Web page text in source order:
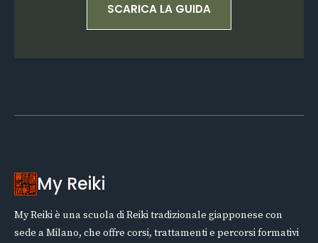
SCARICA LA GUIDA
My Reiki
My Reiki è una scuola di Reiki tradizionale giapponese con
sede a Milano, che offre corsi, trattamenti e percorsi formativi